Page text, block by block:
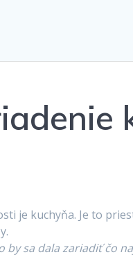
je kuchyňa. Je to
sa dala zariadiť čo